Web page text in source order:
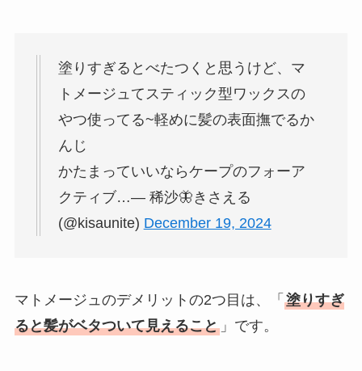
塗りすぎるとべたつくと思うけど、マ
トメージュてスティック型ワックスの
やつ使ってる~軽めに髪の表面撫でるか
んじ
かたまっていいならケープのフォーア
クティブ…— 稀沙🦋きさえる
(@kisaunite) December 19, 2024
マトメージュのデメリットの2つ目は、「 塗りすぎ
ると髪がベタついて見えること」です。